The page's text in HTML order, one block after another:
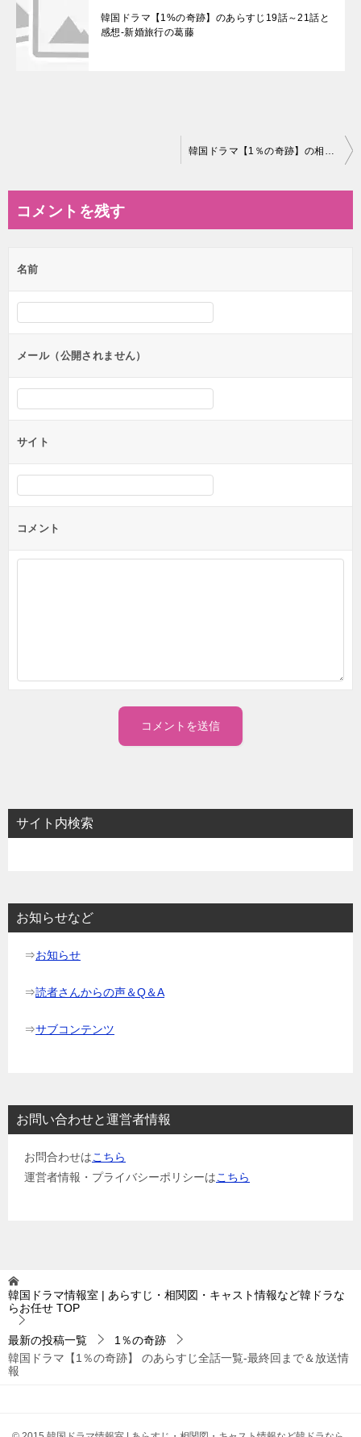
韓国ドラマ【1%の奇跡】のあらすじ19話～21話と
感想-新婚旅行の葛藤
ビ
ー
シ
ン
韓国ドラマ【1％の奇跡】の相関図とキャスト情報
コメントを残す
名前
メール（公開されません）
サイト
コメント
サイト内検索
お知らせなど
⇒お知らせ
⇒読者さんからの声＆Q＆A
⇒サブコンテンツ
お問い合わせと運営者情報
お問合わせはこちら
運営者情報・プライバシーポリシーはこちら
韓国ドラマ情報室 | あらすじ・相関図・キャスト情報など韓ドラな
らお任せ TOP
最新の投稿一覧
1％の奇跡
韓国ドラマ【1％の奇跡】 のあらすじ全話一覧-最終回まで＆放送情
報